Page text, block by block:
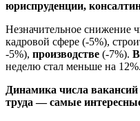
юриспруденции,
Незначительное снижение
кадровой сфере (-5%),
-5%), производстве (-7%).
неделю стал меньше на 12%.
Динамика числа
труда — самые